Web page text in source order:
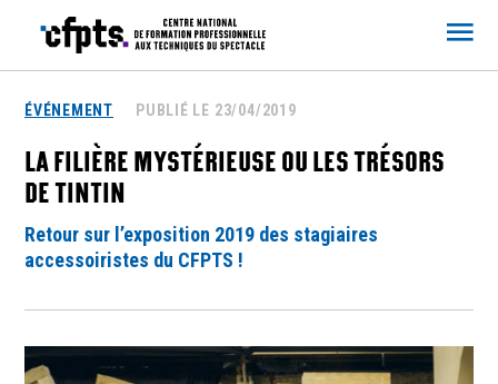
ÉVÉNEMENT PUBLIÉ LE 23/04/2019
LA FILIÈRE MYSTÉRIEUSE OU LES TRÉSORS
DE TINTIN
Retour sur l’exposition 2019 des stagiaires
accessoiristes du CFPTS !